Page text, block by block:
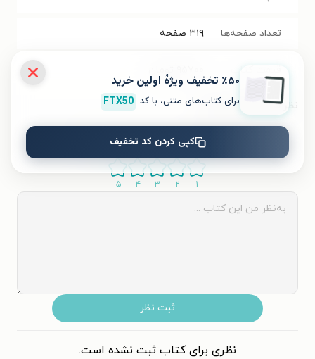
تعداد صفحه‌ها ۳۱۹ صفحه
نظر شما دربارهٔ این کتاب
به این کتاب چه امتیازی می‌دهید؟
۱ ۲ ۳ ۴ ۵
ثبت نظر
نظری برای کتاب ثبت نشده است.
٪۵۰ تخفیف ویژۀ اولین خرید
برای کتاب‌های متنی، با کد FTX50
کپی کردن کد تخفیف